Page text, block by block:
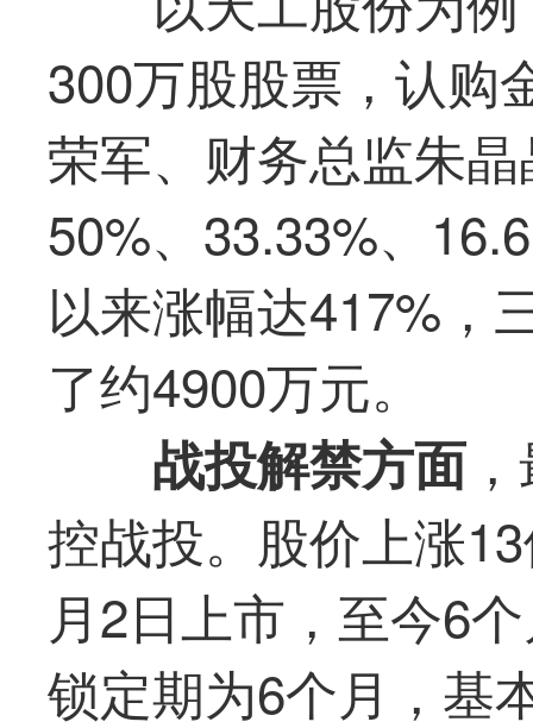
300万股股票，认购
荣军、财务总监朱
50%、33.33%、
以来涨幅达417%，
了约4900万元。
战投解禁方面 ，
控战投。股价上涨
月2日上市，至今6
锁定期为6个月，基